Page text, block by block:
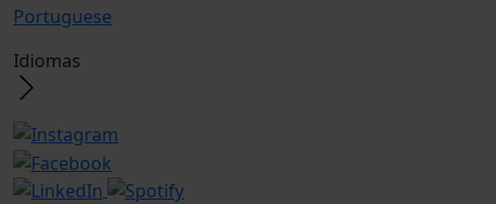
Portuguese
Idiomas